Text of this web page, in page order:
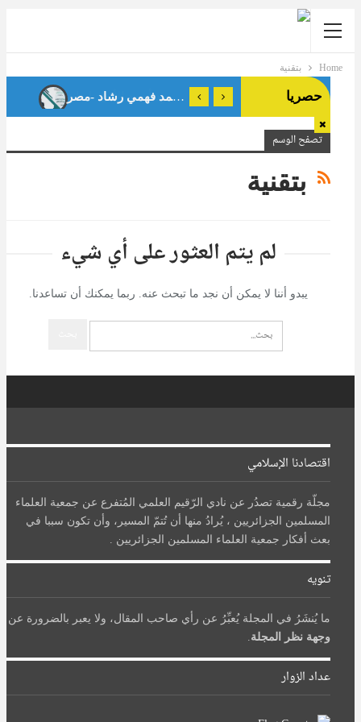
Home بتقنية
حصريا
تصفح الوسم
بتقنية
لم يتم العثور على أي شيء
يبدو أننا لا يمكن أن نجد ما تبحث عنه. ربما يمكنك أن تساعدنا.
اقتصادنا الإسلامي
مجلّة رقمية تصدُر عن نادي الرّقيم العلمي المُتفرع عن جمعية العلماء
المسلمين الجزائريين ، يُرادُ منها أن تُتمّ المسير، وأن تكون سببا في
بعث أفكار جمعية العلماء المسلمين الجزائريين .
تنويه
ما يُنشَرُ في المجلة يُعبِّرُ عن رأي صاحب المقال، ولا يعبر بالضرورة عن
وجهة نظر المجلة
عداد الزوار